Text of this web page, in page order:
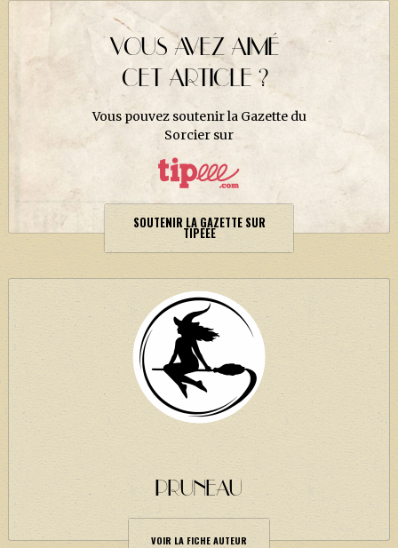
VOUS AVEZ AIMÉ
CET ARTICLE ?
Vous pouvez soutenir la Gazette du
Sorcier sur
SOUTENIR LA GAZETTE SUR
TIPEEE
PRUNEAU
VOIR LA FICHE AUTEUR